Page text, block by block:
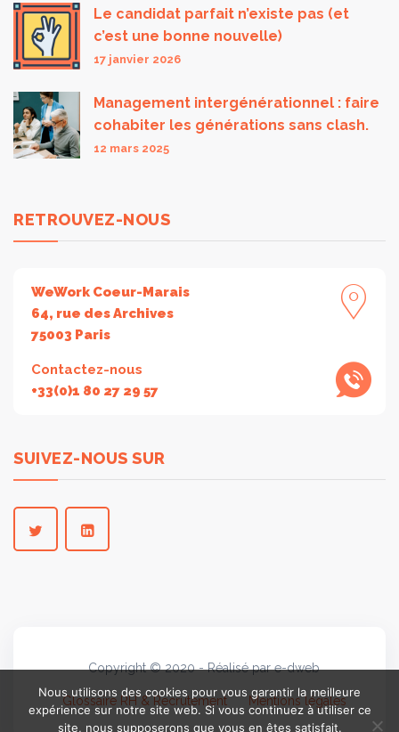
Le candidat parfait n’existe pas (et
c’est une bonne nouvelle)
17 janvier 2026
Management intergénérationnel : faire
cohabiter les générations sans clash.
12 mars 2025
RETROUVEZ-NOUS
WeWork Coeur-Marais
64, rue des Archives
75003 Paris
Contactez-nous
+33(0)1 80 27 29 57
SUIVEZ-NOUS SUR
Copyright © 2020 - Réalisé par e-dweb
Glossaire RH & Recrutement Mentions légales
Nous utilisons des cookies pour vous garantir la meilleure
expérience sur notre site web. Si vous continuez à utiliser ce
site, nous supposerons que vous en êtes satisfait.